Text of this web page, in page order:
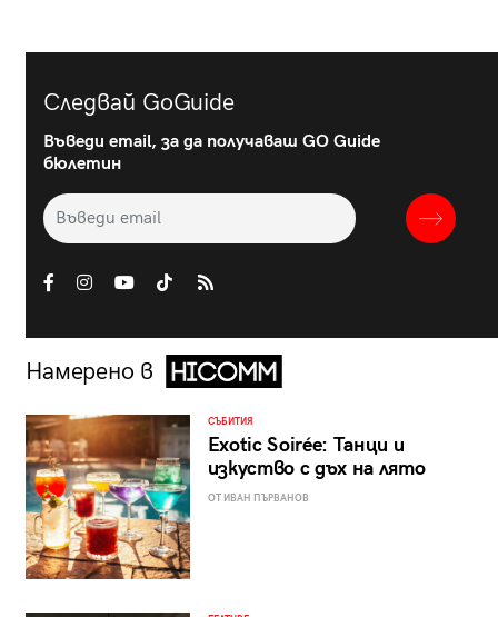
Следвай GoGuide
Въведи email, за да получаваш GO Guide
бюлетин
Намерено в
СЪБИТИЯ
Exotic Soirée: Танци и
изкуство с дъх на лято
ОТ ИВАН ПЪРВАНОВ